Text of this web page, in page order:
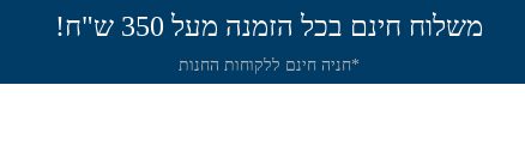
משלוח חינם בכל הזמנה מעל 350 ש"ח!
*חניה חינם ללקוחות החנות